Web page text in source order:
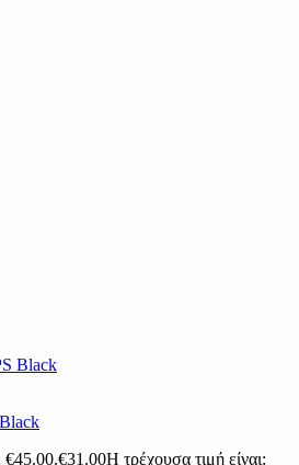
€45.00.€31.00Η τρέχουσα τιμή είναι: